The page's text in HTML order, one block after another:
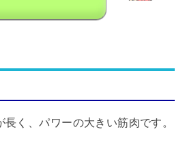
長く、パワーの大きい筋肉です。